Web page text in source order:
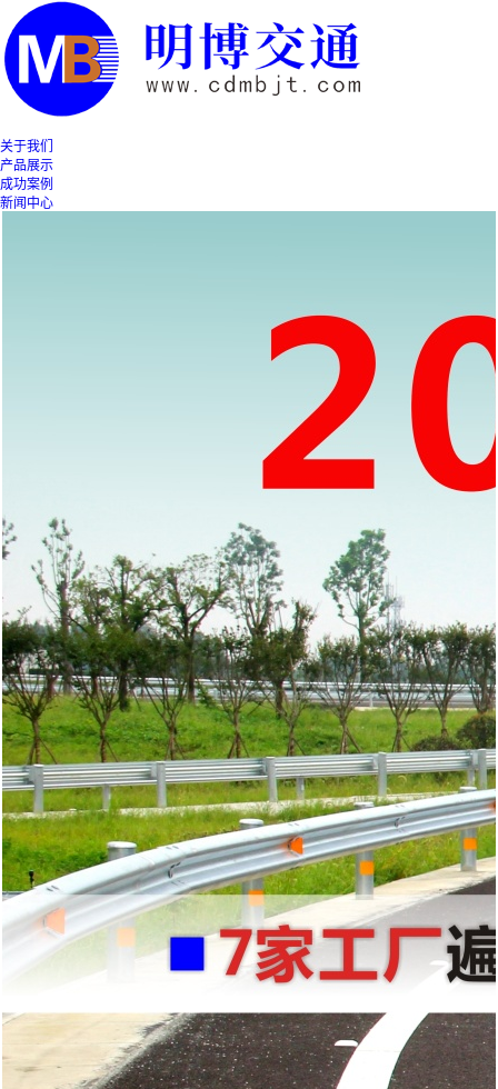
关于我们
产品展示
成功案例
新闻中心